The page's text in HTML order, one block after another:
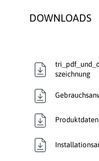
Verbrennungsluft:
DOWNLOADS
szeichnung